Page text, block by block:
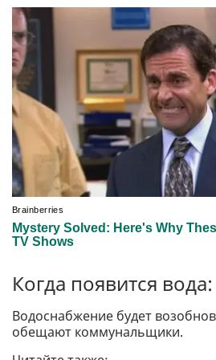
Когда появится вода:
Водоснабжение будет
обещают коммунальщики.